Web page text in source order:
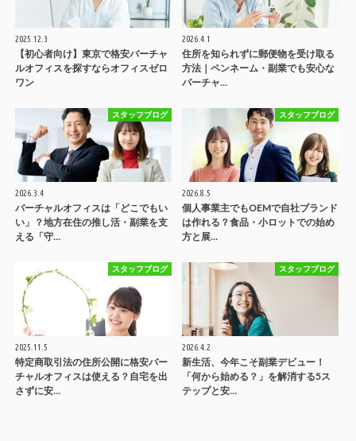
2025.12.3
【初心者向け】東京で格安バーチャ
ルオフィスを探すならオフィスゼロ
ワン
2026.4.1
住所を知られずに郵便物を受け取る
方法｜ペンネーム・副業でも安心な
バーチャ…
スタッフブログ
2026.3.4
バーチャルオフィスは「どこでもい
い」？地方在住の推し活・副業を支
える「守…
スタッフブログ
2026.8.5
個人事業主でもOEMで自社ブランド
は作れる？食品・小ロットでの始め
方と展…
スタッフブログ
2025.11.5
特定商取引法の住所公開に格安バー
チャルオフィスは使える？自宅を出
さずに安…
スタッフブログ
2026.4.2
新生活、今年こそ副業デビュー！
「何から始める？」を解消する5ス
テップと安…